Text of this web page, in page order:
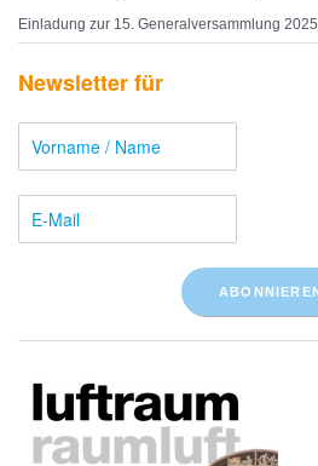
Einladung zur 15. Generalversammlung 2025
Newsletter für